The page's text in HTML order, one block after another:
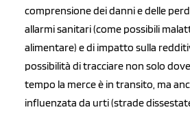
comprensione dei danni e delle
allarmi sanitari (come possibili
alimentare) e di impatto sulla
possibilità di tracciare non solo
tempo la merce è in transito, ma
influenzata da urti (strade